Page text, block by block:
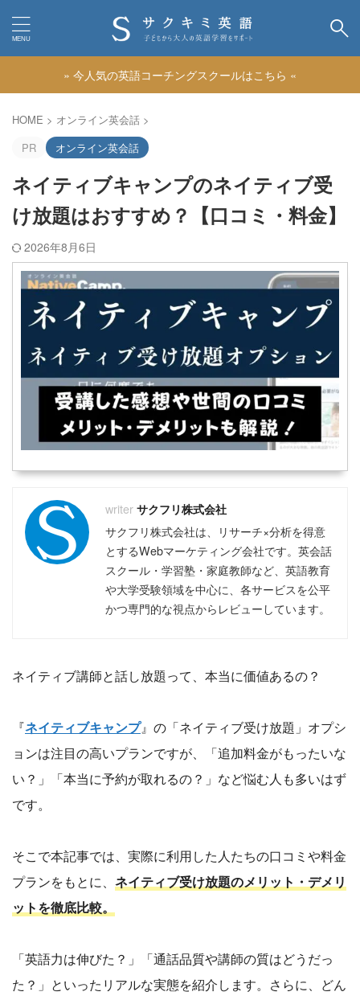
» 今人気の英語コーチングスクールはこちら «
HOME > オンライン英会話 >
PR
オンライン英会話
ネイティブキャンプのネイティブ受
け放題はおすすめ？【口コミ・料金】
2026年8月6日
サクフリ株式会社
サクフリ株式会社は、リサーチ×分析を得意
とするWebマーケティング会社です。英会話
スクール・学習塾・家庭教師など、英語教育
や大学受験領域を中心に、各サービスを公平
かつ専門的な視点からレビューしています。
ネイティブ講師と話し放題って、本当に価値あるの？
『ネイティブキャンプ』の「ネイティブ受け放題」オプシ
ョンは注目の高いプランですが、「追加料金がもったいな
い？」「本当に予約が取れるの？」など悩む人も多いはず
です。
そこで本記事では、実際に利用した人たちの口コミや料金
プランをもとに、 ネイティブ受け放題のメリット・デメリ
ットを徹底比較。
「英語力は伸びた？」「通話品質や講師の質はどうだっ
た？」といったリアルな実態を紹介します。さらに、どん